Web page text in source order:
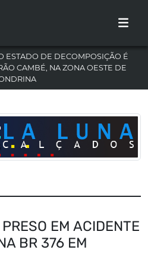
ESTADO DE DECOMPOSIÇÃO É
CAMBÉ, NA ZONA OESTE DE
EM ACIDENTE
BR 376 EM